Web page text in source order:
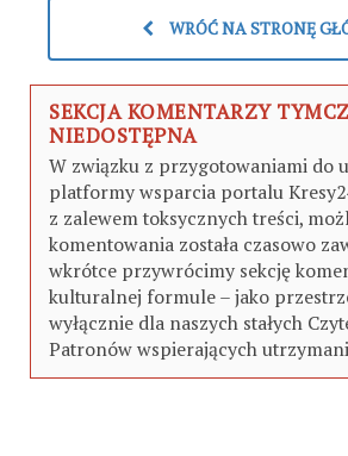
WRÓĆ NA STRONĘ
SEKCJA KOMENTARZY
NIEDOSTĘPNA
W związku z przygotowaniami do
platformy wsparcia portalu
z zalewem toksycznych treści,
komentowania została czasowo
wkrótce przywrócimy sekcję
kulturalnej formule – jako
wyłącznie dla naszych stałych
Patronów wspierających